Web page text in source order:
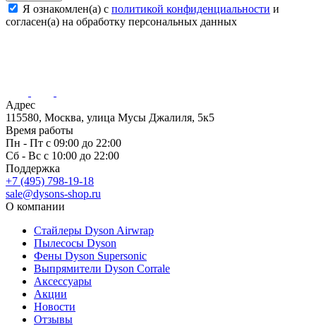
Я ознакомлен(а) с политикой конфиденциальности и
согласен(а) на обработку персональных данных
Адрес
115580, Москва, улица Мусы Джалиля, 5к5
Время работы
Пн - Пт с 09:00 до 22:00
Сб - Вс с 10:00 до 22:00
Поддержка
+7 (495) 798-19-18
sale@dysons-shop.ru
О компании
Стайлеры Dyson Airwrap
Пылесосы Dyson
Фены Dyson Supersonic
Выпрямители Dyson Corrale
Аксессуары
Акции
Новости
Отзывы